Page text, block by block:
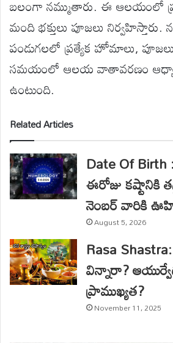
బలంగా నమ్ముతారు. ఈ ఆలయంలో
మంది భక్తులు పూజలు
పండుగలలో ప్రత్యేక హోమాలు,
సమయంలో ఆలయ వాతావరణం
ఉంటుంది.
Related Articles
Date Of
ఈరోజు కష్టానికి
నెంబర్ వారికి
August 5, 2026
Rasa Shastra:
విన్నారా?
ప్రాముఖ్యత?
November 11, 2025